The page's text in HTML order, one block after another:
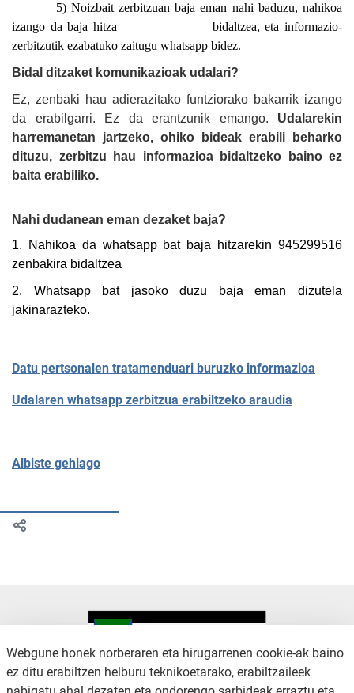
5) Noizbait zerbitzuan baja eman nahi baduzu, nahikoa
izango da baja hitza bidaltzea, eta informazio-
zerbitzutik ezabatuko zaitugu whatsapp bidez.
Bidal ditzaket komunikazioak udalari?
Ez, zenbaki hau adierazitako funtziorako bakarrik izango
da erabilgarri. Ez da erantzunik emango. Udalarekin
harremanetan jartzeko, ohiko bideak erabili beharko
dituzu, zerbitzu hau informazioa bidaltzeko baino ez
baita erabiliko.
Nahi dudanean eman dezaket baja?
1. Nahikoa da whatsapp bat baja hitzarekin 945299516
zenbakira bidaltzea
2. Whatsapp bat jasoko duzu baja eman dizutela
jakinarazteko.
Datu pertsonalen tratamenduari buruzko informazioa
Udalaren whatsapp zerbitzua erabiltzeko araudia
Albiste gehiago
Webgune honek norberaren eta hirugarrenen cookie-ak baino
ez ditu erabiltzen helburu teknikoetarako, erabiltzaileek